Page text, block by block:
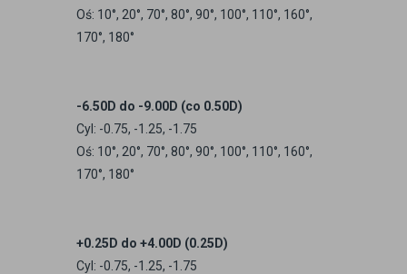
Oś: 10°, 20°, 70°, 80°, 90°, 100°, 110°, 160°,
170°, 180°
-6.50D do -9.00D (co 0.50D)
Cyl: -0.75, -1.25, -1.75
Oś: 10°, 20°, 70°, 80°, 90°, 100°, 110°, 160°,
170°, 180°
+0.25D do +4.00D (0.25D)
Cyl: -0.75, -1.25, -1.75